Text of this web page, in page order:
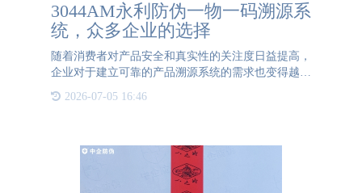
3044AM永利防伪一物一码溯源系
统，众多企业的选择
随着消费者对产品安全和真实性的关注度日益提高，
企业对于建立可靠的产品溯源系统的需求也变得越来
越迫切。一个高效的产品溯源体系不仅可以帮助企业
在问题发生时迅速追踪和召回产品，还能增强消费者
2026-07-05 16:46